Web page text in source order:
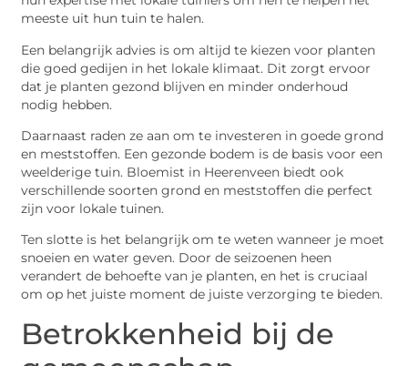
meeste uit hun tuin te halen.
Een belangrijk advies is om altijd te kiezen voor planten
die goed gedijen in het lokale klimaat. Dit zorgt ervoor
dat je planten gezond blijven en minder onderhoud
nodig hebben.
Daarnaast raden ze aan om te investeren in goede grond
en meststoffen. Een gezonde bodem is de basis voor een
weelderige tuin. Bloemist in Heerenveen biedt ook
verschillende soorten grond en meststoffen die perfect
zijn voor lokale tuinen.
Ten slotte is het belangrijk om te weten wanneer je moet
snoeien en water geven. Door de seizoenen heen
verandert de behoefte van je planten, en het is cruciaal
om op het juiste moment de juiste verzorging te bieden.
Betrokkenheid bij de